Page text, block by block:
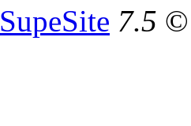
SupeSite 7.5 ©